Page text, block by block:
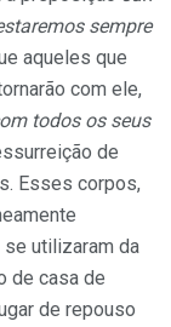
sempre
aqueles que
com ele,
todos os seus
de
Esses corpos,
utilizaram da
de casa de
de repouso